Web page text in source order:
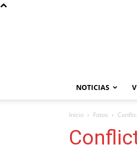
NOTICIAS
Inicio Fotos